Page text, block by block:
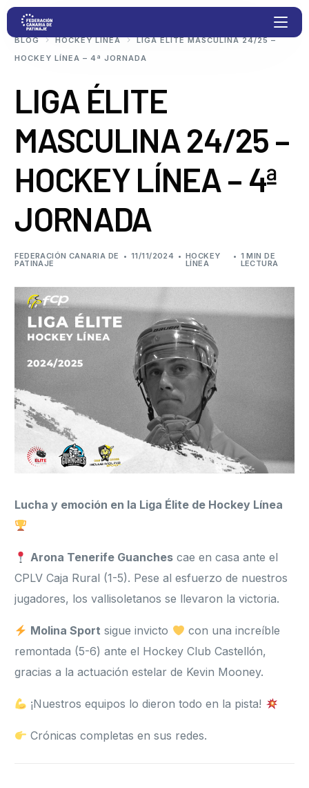
BLOG HOCKEY LÍNEA
LIGA ÉLITE MASCULINA 24/25 –
HOCKEY LÍNEA – 4ª JORNADA
LIGA ÉLITE
MASCULINA 24/25 –
HOCKEY LÍNEA – 4ª
JORNADA
FEDERACIÓN CANARIA DE
PATINAJE
11/11/2024 HOCKEY
LÍNEA
1 MIN DE
LECTURA
Lucha y emoción en la Liga Élite de Hockey Línea
Arona Tenerife Guanches cae en casa ante el
CPLV Caja Rural (1-5). Pese al esfuerzo de nuestros
jugadores, los vallisoletanos se llevaron la victoria.
Molina Sport sigue invicto
con una increíble
remontada (5-6) ante el Hockey Club Castellón,
gracias a la actuación estelar de Kevin Mooney.
¡Nuestros equipos lo dieron todo en la pista!
Crónicas completas en sus redes.
Proyectos
Competiciones
Clubs
Transparencia
Documentación
Blog
Formación